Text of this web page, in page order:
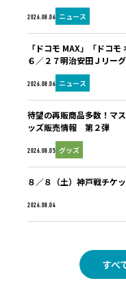
2026.08.06 ニュース
2026.08.06 ニュース
「ドコモ MAX」「ドコ
６／２７明治安田Ｊリー
2026.08.05 グッズ
待望の再販商品多数！マ
ッズ販売情報 第２弾
2026.08.04
８／８（土）神戸戦チケ
すべ